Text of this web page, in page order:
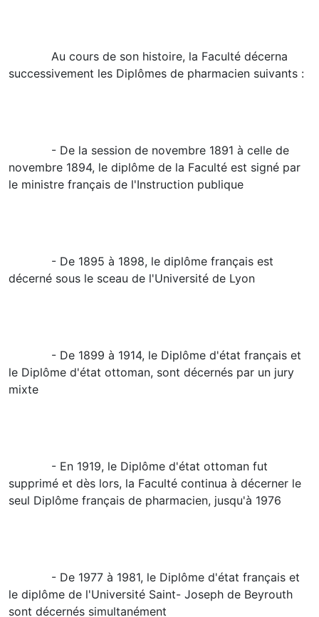
Au cours de son histoire, la Faculté décerna
successivement les Diplômes de pharmacien suivants :
- De la session de novembre 1891 à celle de
novembre 1894, le diplôme de la Faculté est signé par
le ministre français de l'Instruction publique
- De 1895 à 1898, le diplôme français est
décerné sous le sceau de l'Université de Lyon
- De 1899 à 1914, le Diplôme d'état français et
le Diplôme d'état ottoman, sont décernés par un jury
mixte
- En 1919, le Diplôme d'état ottoman fut
supprimé et dès lors, la Faculté continua à décerner le
seul Diplôme français de pharmacien, jusqu'à 1976
- De 1977 à 1981, le Diplôme d'état français et
le diplôme de l'Université Saint- Joseph de Beyrouth
sont décernés simultanément